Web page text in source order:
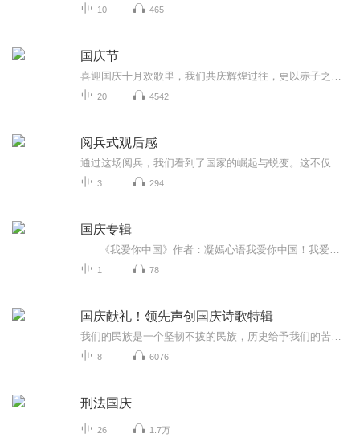
10 465
国庆节
20 4542
阅兵式观后感
3 294
国庆专辑
1 78
国庆献礼！领先声创国庆诗歌特辑
8 6076
刑法国庆
26 1.7万